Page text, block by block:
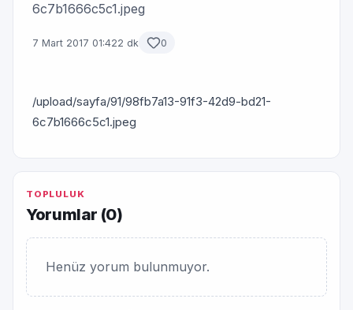
6c7b1666c5c1.jpeg
7 Mart 2017 01:422 dk 0
/upload/sayfa/91/98fb7a13-91f3-42d9-bd21-
6c7b1666c5c1.jpeg
TOPLULUK
Yorumlar (0)
Henüz yorum bulunmuyor.